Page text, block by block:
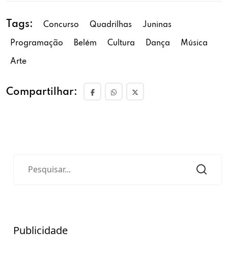
Tags: Concurso Quadrilhas Juninas
Programação Belém Cultura Dança Música
Arte
Compartilhar:
Publicidade